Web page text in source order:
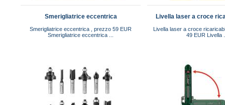
Smerigliatrice eccentrica
Smerigliatrice eccentrica , prezzo 59 EUR
Smerigliatrice eccentrica ...
Livella laser a croce
Livella laser a croce
49 EUR Livella